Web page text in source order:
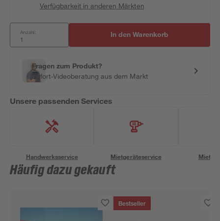
Verfügbarkeit in anderen Märkten
Anzahl: In den Warenkorb
Fragen zum Produkt?
Sofort-Videoberatung aus dem Markt
Unsere passenden Services
Handwerksservice Mietgeräteservice
Häufig dazu gekauft
Bestseller